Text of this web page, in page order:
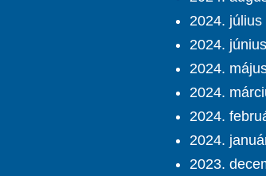
2024. július
2024. június
2024.
2024.
2024.
2024.
2023.